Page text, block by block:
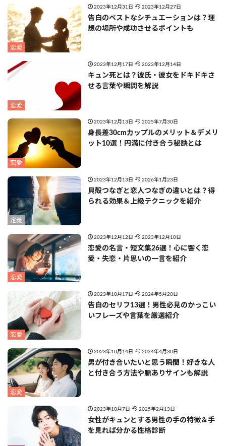
恋愛
2023年12月31日 2023年12月27日
告白のベストなシチュエーションは？理
想の場所や成功させるポイントも
恋愛
2023年12月17日 2023年12月14日
キュン死とは？彼氏・彼女をドキドキさ
せる言葉や瞬間を解説
恋愛
2023年12月13日 2025年7月30日
身長差30cmカップルのメリット＆デメリ
ット10選！円満に付き合う秘訣とは
定義
2023年12月13日 2026年1月23日
貝殻つなぎと恋人つなぎの違いとは？得
られる効果＆上級テクニックを紹介
恋愛
2023年12月12日 2023年12月10日
恋愛の名言・短文集26選！心に響く恋
愛・失恋・片思いの一言を紹介
恋愛
2023年10月17日 2024年5月20日
告白のセリフ13選！男性必見のかっこい
いフレーズや言葉を厳選紹介
恋愛
2023年10月14日 2024年4月30日
男が付き合いたいと思う瞬間！好きな人
と付き合う方法や脈ありサインも解説
2023年10月7日 2025年2月13日
女性がキュンとする男性の手の特徴＆手
を見れば分かる性格診断